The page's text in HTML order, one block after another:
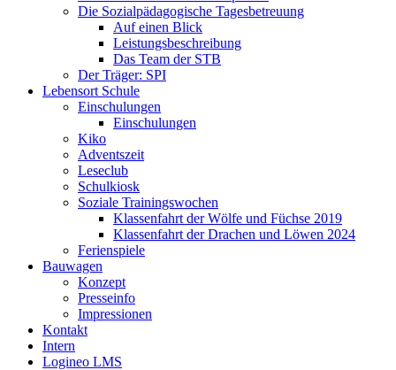
Die Sozialpädagogische Tagesbetreuung
Auf einen Blick
Leistungsbeschreibung
Das Team der STB
Der Träger: SPI
Lebensort Schule
Einschulungen
Einschulungen
Kiko
Adventszeit
Leseclub
Schulkiosk
Soziale Trainingswochen
Klassenfahrt der Wölfe und Füchse 2019
Klassenfahrt der Drachen und Löwen 2024
Ferienspiele
Bauwagen
Konzept
Presseinfo
Impressionen
Kontakt
Intern
Logineo LMS